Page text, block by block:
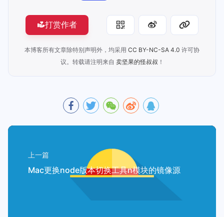
打赏作者
本博客所有文章除特别声明外，均采用 CC BY-NC-SA 4.0 许可协
议。转载请注明来自 卖坚果的怪叔叔 ！
上一篇
Mac更换node版本切换工具n模块的镜像源